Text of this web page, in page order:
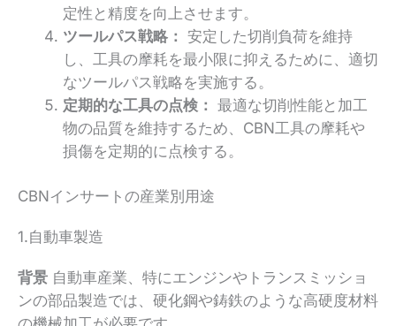
定性と精度を向上させます。
ツールパス戦略： 安定した切削負荷を維持
し、工具の摩耗を最小限に抑えるために、適切
なツールパス戦略を実施する。
定期的な工具の点検： 最適な切削性能と加工
物の品質を維持するため、CBN工具の摩耗や
損傷を定期的に点検する。
CBNインサートの産業別用途
1.自動車製造
背景 自動車産業、特にエンジンやトランスミッショ
ンの部品製造では、硬化鋼や鋳鉄のような高硬度材料